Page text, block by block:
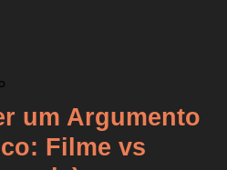
um Argumento
Filme vs